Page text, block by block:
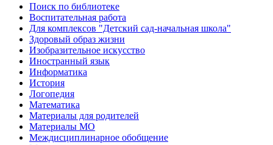
Поиск по библиотеке
Воспитательная работа
Для комплексов "Детский сад-начальная школа"
Здоровый образ жизни
Изобразительное искусство
Иностранный язык
Информатика
История
Логопедия
Математика
Материалы для родителей
Материалы МО
Междисциплинарное обобщение